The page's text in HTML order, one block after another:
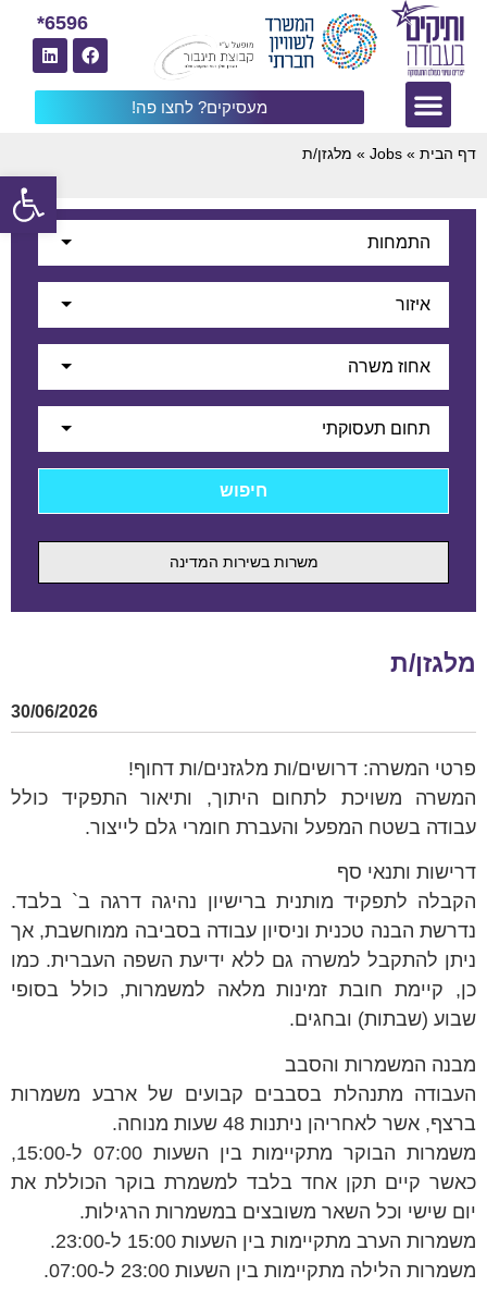
מעסיקים? לחצו פה!
6596*
דף הבית »
Jobs
» מלגזן/ת
התמחות
איזור
אחוז משרה
תחום תעסוקתי
משרות בשירות המדינה
מלגזן/ת
30/06/2026
פרטי המשרה: דרושים/ות מלגזנים/ות דחוף!
המשרה משויכת לתחום היתוך, ותיאור התפקיד כולל
עבודה בשטח המפעל והעברת חומרי גלם לייצור.
דרישות ותנאי סף
הקבלה לתפקיד מותנית ברישיון נהיגה דרגה ב` בלבד.
נדרשת הבנה טכנית וניסיון עבודה בסביבה ממוחשבת, אך
ניתן להתקבל למשרה גם ללא ידיעת השפה העברית. כמו
כן, קיימת חובת זמינות מלאה למשמרות, כולל בסופי
שבוע (שבתות) ובחגים.
מבנה המשמרות והסבב
העבודה מתנהלת בסבבים קבועים של ארבע משמרות
ברצף, אשר לאחריהן ניתנות 48 שעות מנוחה.
משמרות הבוקר מתקיימות בין השעות 07:00 ל-15:00,
כאשר קיים תקן אחד בלבד למשמרת בוקר הכוללת את
יום שישי וכל השאר משובצים במשמרות הרגילות.
משמרות הערב מתקיימות בין השעות 15:00 ל-23:00.
משמרות הלילה מתקיימות בין השעות 23:00 ל-07:00.